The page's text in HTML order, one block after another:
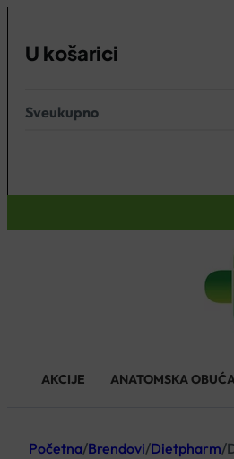
U košarici
Nema proizvoda u košarici.
Sveukupno
AKCIJE ANATOMSKA
Početna/Brendovi/Dietpharm/